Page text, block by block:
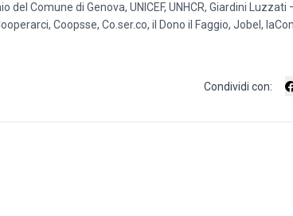
Comune di Genova, UNICEF, UNHCR, Giardini Luzzati
Coopsse, Co.ser.co, il Dono il Faggio, Jobel,
Condividi con: